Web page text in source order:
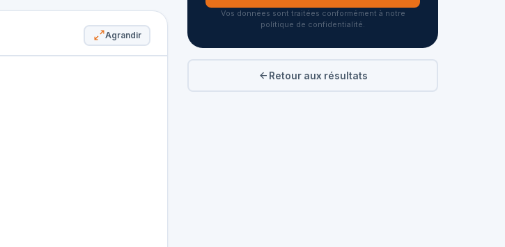
Agrandir
Vos données sont traitées conformément à notre
politique de confidentialité.
Retour aux résultats